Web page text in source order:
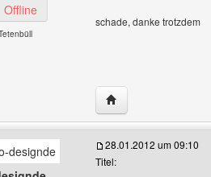
tetenbuell Benutzer-Profile anzeigen
Offline
schade, danke trotzdem
Website dieses
28.01.2012 um 09:10
Titel: